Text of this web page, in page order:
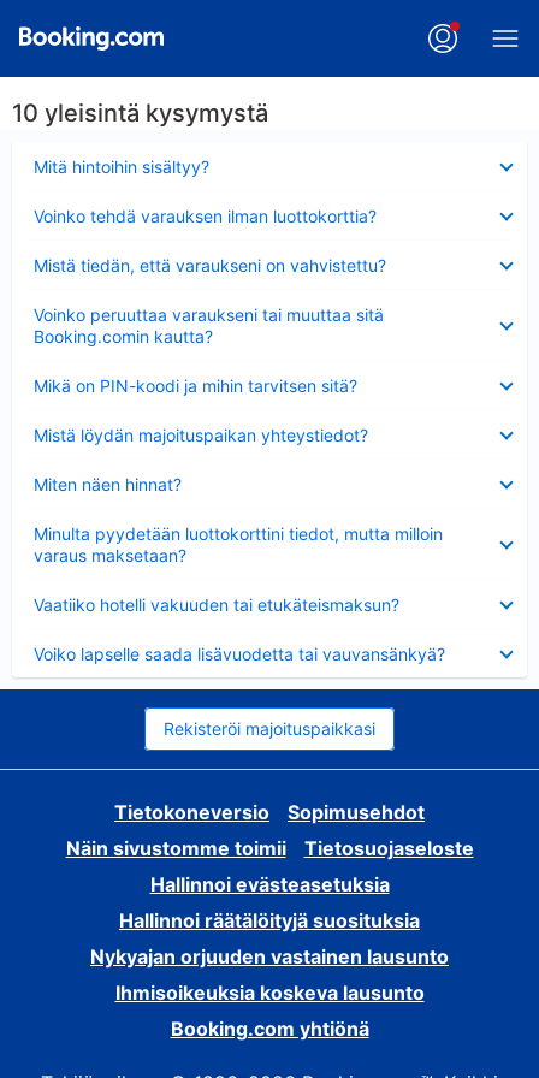
10 yleisintä kysymystä
Mitä hintoihin sisältyy?
Voinko tehdä varauksen ilman luottokorttia?
Mistä tiedän, että varaukseni on vahvistettu?
Voinko peruuttaa varaukseni tai muuttaa sitä
Booking.comin kautta?
Mikä on PIN-koodi ja mihin tarvitsen sitä?
Mistä löydän majoituspaikan yhteystiedot?
Miten näen hinnat?
Minulta pyydetään luottokorttini tiedot, mutta milloin
varaus maksetaan?
Vaatiiko hotelli vakuuden tai etukäteismaksun?
Voiko lapselle saada lisävuodetta tai vauvansänkyä?
Rekisteröi majoituspaikkasi
Tietokoneversio
Sopimusehdot
Näin sivustomme toimii
Tietosuojaseloste
Hallinnoi evästeasetuksia
Hallinnoi räätälöityjä suosituksia
Nykyajan orjuuden vastainen lausunto
Ihmisoikeuksia koskeva lausunto
Booking.com yhtiönä